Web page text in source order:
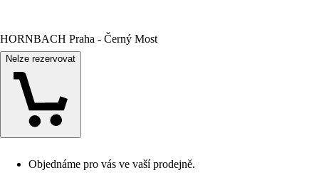
HORNBACH Praha - Černý Most
Nelze rezervovat
Objednáme pro vás ve vaší prodejně.